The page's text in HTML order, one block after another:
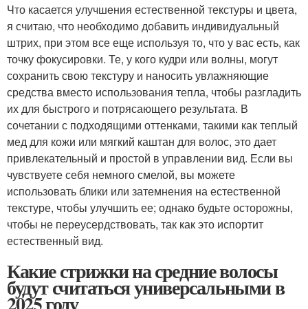
Что касается улучшения естественной текстуры и цвета,
я считаю, что необходимо добавить индивидуальный
штрих, при этом все еще используя то, что у вас есть, как
точку фокусировки. Те, у кого кудри или волны, могут
сохранить свою текстуру и наносить увлажняющие
средства вместо использования тепла, чтобы разгладить
их для быстрого и потрясающего результата. В
сочетании с подходящими оттенками, такими как теплый
мед для кожи или мягкий каштан для волос, это дает
привлекательный и простой в управлении вид. Если вы
чувствуете себя немного смелой, вы можете
использовать блики или затемнения на естественной
текстуре, чтобы улучшить ее; однако будьте осторожны,
чтобы не переусердствовать, так как это испортит
естественный вид.
Какие стрижки на средние волосы
будут считаться универсальными в